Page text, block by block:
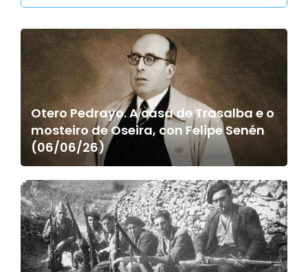
Otero Pedrayo. A casa de Trasalba e o
mosteiro de Oseira, con Felipe Senén
(06/06/26)